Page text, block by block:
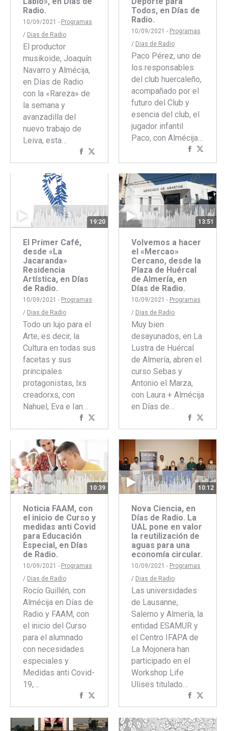
Radio.
10/09/2021 - Programas
/ Dias de Radio
El productor
musikoide, Joaquín
Navarro y Almécija,
en Días de Radio
con la «Rareza» de
la semana y
avanzadilla del
nuevo trabajo de
Leiva, esta…
Compartir
con
Facebook
con
Twitter
Todos, en Días de
Radio.
10/09/2021 - Programas
/ Dias de Radio
Paco Pérez, uno de
los responsables
del club huercaleño,
acompañado por el
futuro del Club y
esencia del club, el
jugador infantil
Paco, con Almécija…
Compartir
concon
19:20
El Primer Café,
desde «La
Jacaranda»
Residencia
Artística, en Días
de Radio.
10/09/2021 - Programas
/ Dias de Radio
Todo un lujo para el
Arte, es decir, la
Cultura en todas sus
facetas y sus
principales
protagonistas, lxs
creadorxs, con
Nahuel, Eva e Ian…
Compartir
con
Facebook
con
Twitter
13:51
Volvemos a hacer
el «Mercao»
Cercano, desde la
Plaza de Huércal
de Almería, en
Días de Radio.
10/09/2021 - Programas
/ Dias de Radio
Muy bien
desayunados, en La
Lustra de Huércal
de Almería, abren el
curso Sebas y
Antonio el Marza,
con Laura + Almécija
en Días de…
Compartir
concon
10:39
Noticia FAAM, con
el inicio de Curso y
medidas anti Covid
para Educación
Especial, en Días
de Radio.
10/09/2021 - Programas
/ Dias de Radio
Rocío Guillén, con
Almécija en Días de
Radio y FAAM, con
el inicio del Curso
para el alumnado
con necesidades
especiales y
Medidas anti Covid-
19,…
Compartir
con
Facebook
con
Twitter
10:12
Nova Ciencia, en
Días de Radio. La
UAL pone en valor
la reutilización de
aguas para una
economía circular.
10/09/2021 - Programas
/ Dias de Radio
Las universidades
de Lausanne,
Salerno y Almería, la
entidad ESAMUR y
el Centro IFAPA de
La Mojonera han
participado en el
Workshop Life
Ulises titulado…
Compartir
concon